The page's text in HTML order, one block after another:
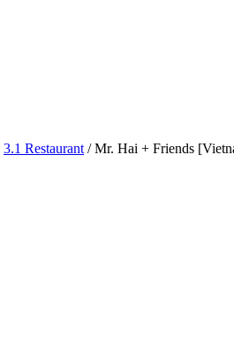
3.1 Restaurant / Mr. Hai + Friends